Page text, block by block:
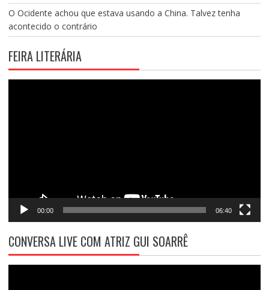
O Ocidente achou que estava usando a China. Talvez tenha
acontecido o contrário
FEIRA LITERÁRIA
00:00 06:40
CONVERSA LIVE COM ATRIZ GUI SOARRÊ